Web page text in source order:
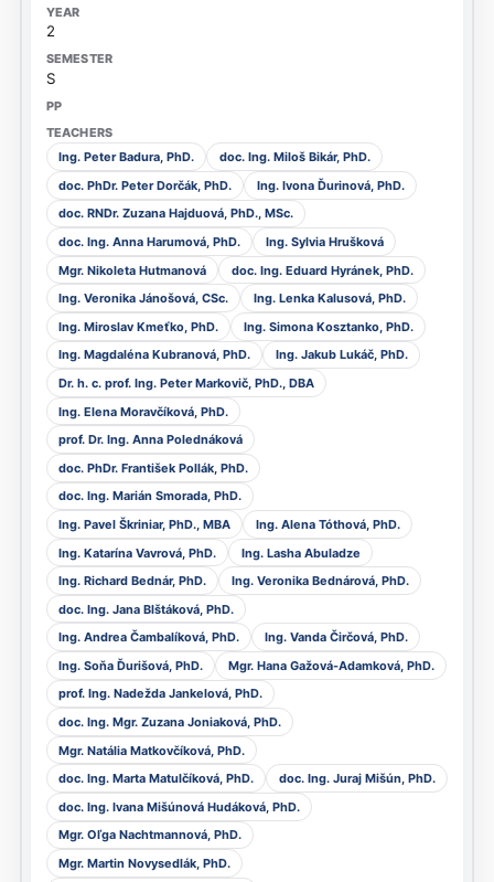
2
S
Ing. Peter Badura, PhD.
doc. Ing. Miloš Bikár, PhD.
doc. PhDr. Peter Dorčák, PhD.
Ing. Ivona Ďurinová, PhD.
doc. RNDr. Zuzana Hajduová, PhD., MSc.
doc. Ing. Anna Harumová, PhD.
Ing. Sylvia Hrušková
Mgr. Nikoleta Hutmanová
doc. Ing. Eduard Hyránek, PhD.
Ing. Veronika Jánošová, CSc.
Ing. Lenka Kalusová, PhD.
Ing. Miroslav Kmeťko, PhD.
Ing. Simona Kosztanko, PhD.
Ing. Magdaléna Kubranová, PhD.
Ing. Jakub Lukáč, PhD.
Dr. h. c. prof. Ing. Peter Markovič, PhD., DBA
Ing. Elena Moravčíková, PhD.
prof. Dr. Ing. Anna Polednáková
doc. PhDr. František Pollák, PhD.
doc. Ing. Marián Smorada, PhD.
Ing. Pavel Škriniar, PhD., MBA
Ing. Alena Tóthová, PhD.
Ing. Katarína Vavrová, PhD.
Ing. Lasha Abuladze
Ing. Richard Bednár, PhD.
Ing. Veronika Bednárová, PhD.
doc. Ing. Jana Blštáková, PhD.
Ing. Andrea Čambalíková, PhD.
Ing. Vanda Čirčová, PhD.
Ing. Soňa Ďurišová, PhD.
Mgr. Hana Gažová-Adamková, PhD.
prof. Ing. Nadežda Jankelová, PhD.
doc. Ing. Mgr. Zuzana Joniaková, PhD.
Mgr. Natália Matkovčíková, PhD.
doc. Ing. Marta Matulčíková, PhD.
doc. Ing. Juraj Mišún, PhD.
doc. Ing. Ivana Mišúnová Hudáková, PhD.
Mgr. Oľga Nachtmannová, PhD.
Mgr. Martin Novysedlák, PhD.